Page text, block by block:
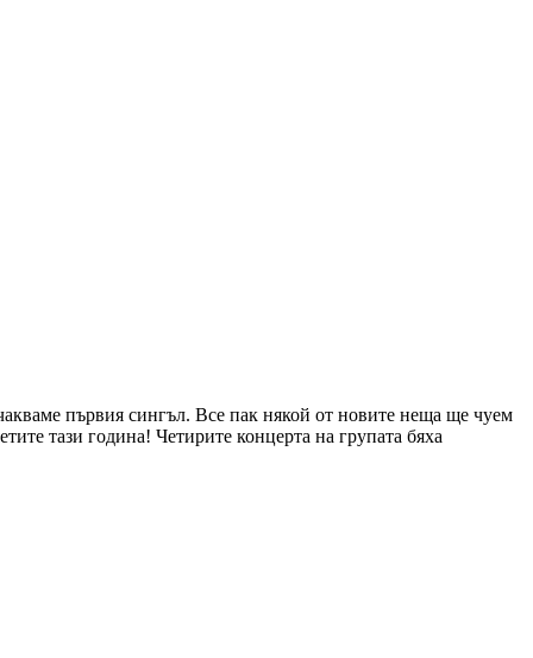
първия сингъл. Все пак някой от новите неща ще чуем
тази година! Четирите концерта на групата бяха